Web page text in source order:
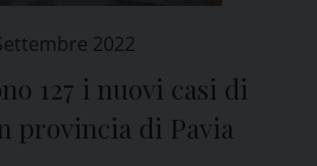
2022
127 i nuovi casi di
provincia di Pavia